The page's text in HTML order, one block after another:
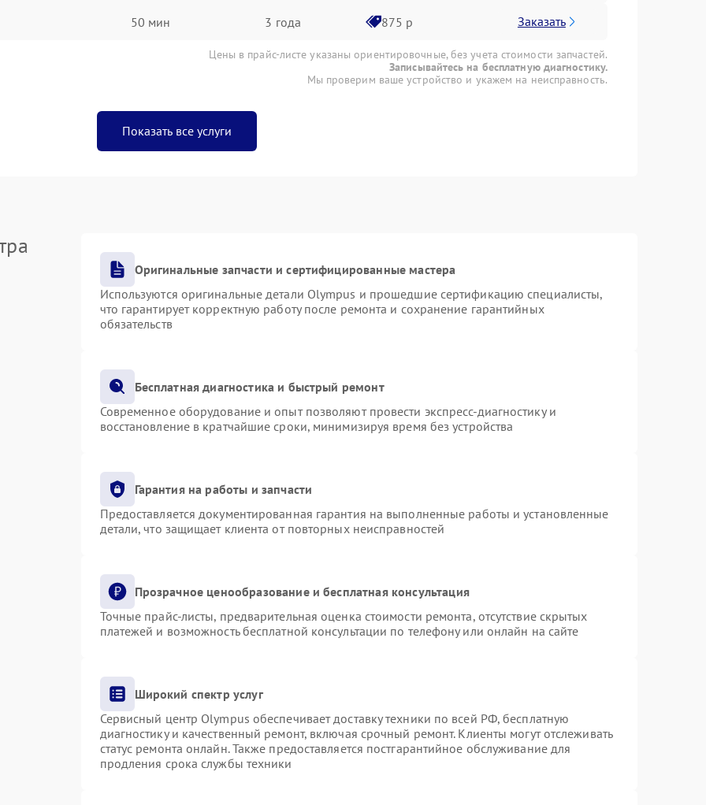
50 мин 3 года 875 р Заказать
Цены в прайс-листе указаны ориентировочные, без учета стоимости запчастей.
Записывайтесь на бесплатную диагностику.
Мы проверим ваше устройство и укажем на неисправность.
Показать все услуги
Оригинальные запчасти и сертифицированные мастера
Используются оригинальные детали Olympus и прошедшие сертификацию специалисты,
что гарантирует корректную работу после ремонта и сохранение гарантийных
обязательств
Бесплатная диагностика и быстрый ремонт
Современное оборудование и опыт позволяют провести экспресс-диагностику и
восстановление в кратчайшие сроки, минимизируя время без устройства
Гарантия на работы и запчасти
Предоставляется документированная гарантия на выполненные работы и установленные
детали, что защищает клиента от повторных неисправностей
Прозрачное ценообразование и бесплатная консультация
Точные прайс-листы, предварительная оценка стоимости ремонта, отсутствие скрытых
платежей и возможность бесплатной консультации по телефону или онлайн на сайте
Широкий спектр услуг
Сервисный центр Olympus обеспечивает доставку техники по всей РФ, бесплатную
диагностику и качественный ремонт, включая срочный ремонт. Клиенты могут отслеживать
статус ремонта онлайн. Также предоставляется постгарантийное обслуживание для
продления срока службы техники